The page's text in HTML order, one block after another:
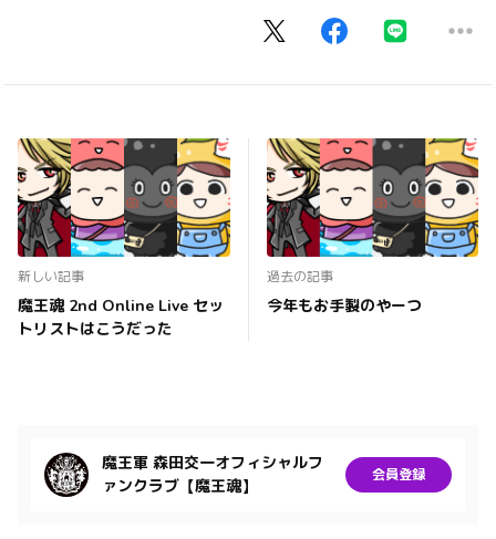
新しい記事
魔王魂 2nd Online Live セッ
トリストはこうだった
過去の記事
今年もお手製のやーつ
魔王軍 森田交一オフィシャルフ
ァンクラブ【魔王魂】
会員登録